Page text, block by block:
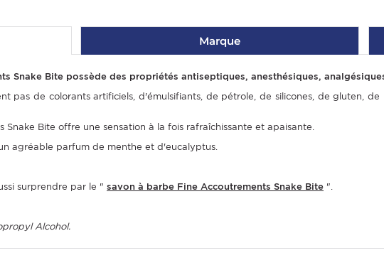
Marque
Snake Bite possède des propriétés antiseptiques, anesthésiques,
pas de colorants artificiels, d'émulsifiants, de pétrole, de silicones, de gluten,
Snake Bite offre une sensation à la fois rafraîchissante et apaisante.
agréable parfum de menthe et d'eucalyptus.
surprendre par le " savon à barbe Fine Accoutrements Snake Bite ".
Alcohol.